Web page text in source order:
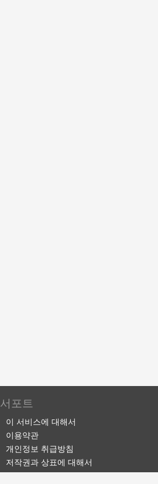
서포트
이 서비스에 대해서
이용약관
개인정보 취급방침
저작권과 상표에 대해서